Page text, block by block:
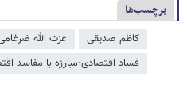
برچسب‌ها
کاظم صدیقی عزت الله
فساد اقتصادی-مبارزه با مفاسد